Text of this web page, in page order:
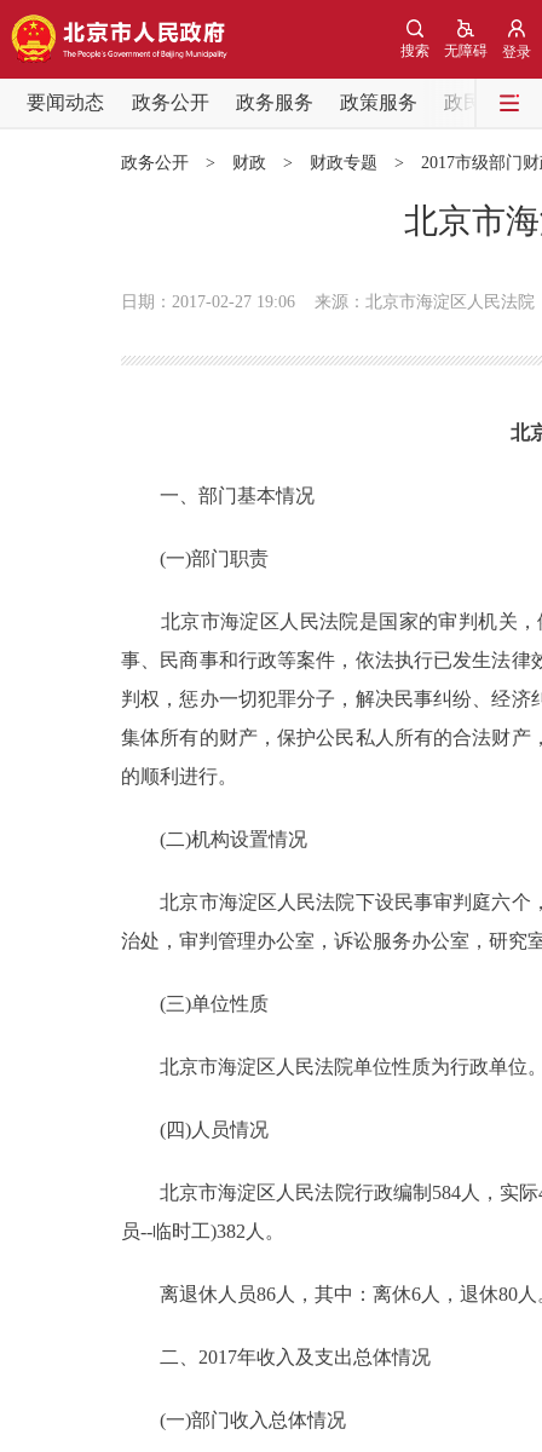
登录
无障碍
搜索
要闻动态 政务公开 政务服务 政策服务
政民互动
政务服务
个人服务
政民互动
12345网上接诉即办
参与调查
走进北京
北京概况
政务公开 > 财政 > 财政专题 > 2017市级部门
北京市
日期：2017-02-27 19:06 来源：北京市海淀区人民法院
北
一、部门基本情况
(一)部门职责
北京市海淀区人民法院是国家的审判机关，
事、民商事和行政等案件，依法执行已发生法
判权，惩办一切犯罪分子，解决民事纠纷、经
集体所有的财产，保护公民私人所有的合法财
的顺利进行。
(二)机构设置情况
北京市海淀区人民法院下设民事审判庭六个
治处，审判管理办公室，诉讼服务办公室，研究
(三)单位性质
北京市海淀区人民法院单位性质为行政单位
(四)人员情况
北京市海淀区人民法院行政编制584人，实际
员--临时工)382人。
离退休人员86人，其中：离休6人，退休80人
二、2017年收入及支出总体情况
(一)部门收入总体情况